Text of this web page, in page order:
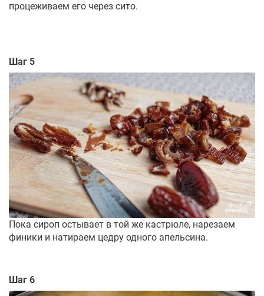
процеживаем его через сито.
Шаг 5
Пока сироп остывает в той же кастрюле, нарезаем
финики и натираем цедру одного апельсина.
Шаг 6